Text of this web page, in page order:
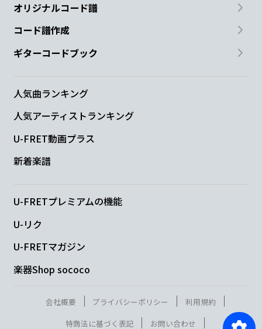
オリジナルコード譜
コード譜作成
ギターコードブック
人気曲ランキング
人気アーティストランキング
U-FRET動画プラス
新着楽譜
U-FRETプレミアムの機能
U-リク
U-FRETマガジン
楽器Shop sococo
会社概要 プライバシーポリシー
利用規約
特商法に基づく表記
お問い合わせ